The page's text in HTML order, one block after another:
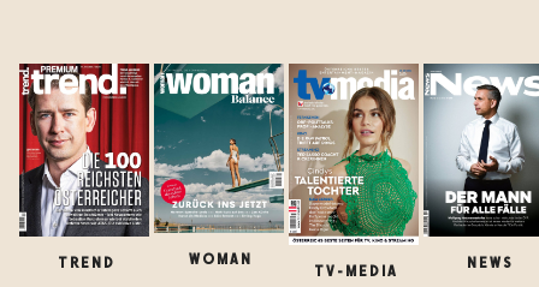
TREND WOMAN
TV-MEDIA
NEWS